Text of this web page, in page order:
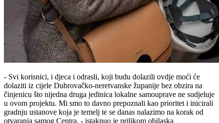
- Svi korisnici, i djeca i odrasli, koji budu dolazili ovdje moći će
dolaziti iz cijele Dubrovačko-neretvanske županije bez obzira na
činjenicu što nijedna druga jedinica lokalne samouprave ne sudjeluje
u ovom projektu. Mi smo to davno prepoznali kao prioritet i inicirali
gradnju ustanove koja je temelj te se danas nalazimo na korak od
otvaranja samog Centra. - istaknuo je prilikom obilaska